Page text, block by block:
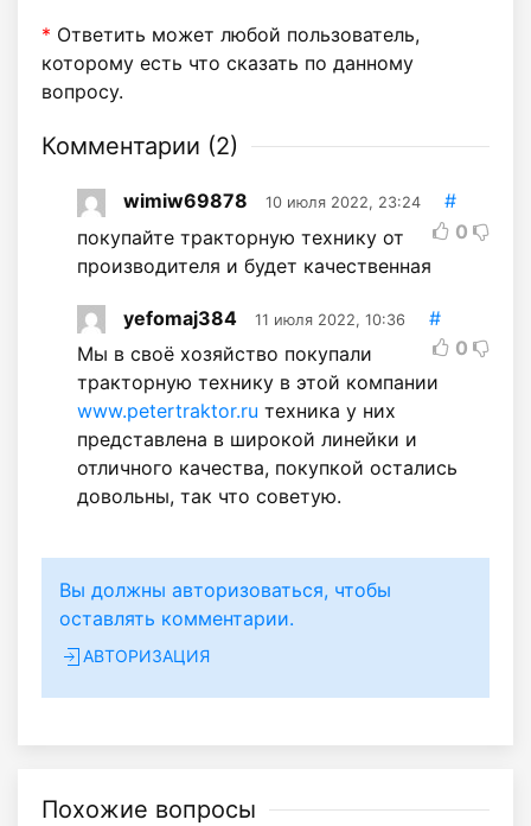
* Ответить может любой пользователь,
которому есть что сказать по данному
вопросу.
Комментарии (2)
wimiw69878 10 июля 2022, 23:24
#
0
покупайте тракторную технику от
производителя и будет качественная
yefomaj384 11 июля 2022, 10:36
#
0
Мы в своё хозяйство покупали
тракторную технику в этой компании
www.petertraktor.ru техника у них
представлена в широкой линейки и
отличного качества, покупкой остались
довольны, так что советую.
Вы должны авторизоваться, чтобы
оставлять комментарии.
АВТОРИЗАЦИЯ
Похожие вопросы